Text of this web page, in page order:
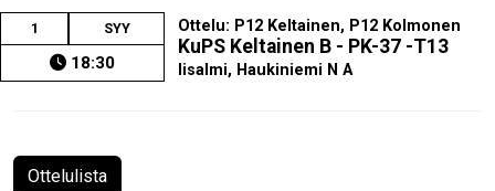
1 SYY
18:30
Ottelu: P12 Keltainen, P12 Kolmonen
KuPS Keltainen B - PK-37 -T13
Iisalmi, Haukiniemi N A
Ottelulista